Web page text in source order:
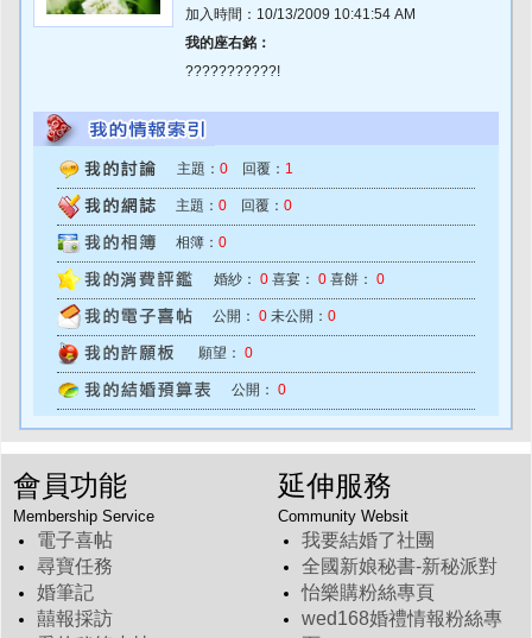
加入時間：10/13/2009 10:41:54 AM
我的座右銘：
???????????!
主題： 0 回覆： 1
主題： 0 回覆： 0
相簿： 0
婚紗： 0 喜宴： 0 喜餅： 0
公開： 0 未公開： 0
願望： 0
公開： 0
會員功能
Membership Service
電子喜帖
尋寶任務
婚筆記
囍報採訪
延伸服務
Community Websit
我要結婚了社團
全國新娘秘書-新秘派對
怡樂購粉絲專頁
wed168婚禮情報粉絲專